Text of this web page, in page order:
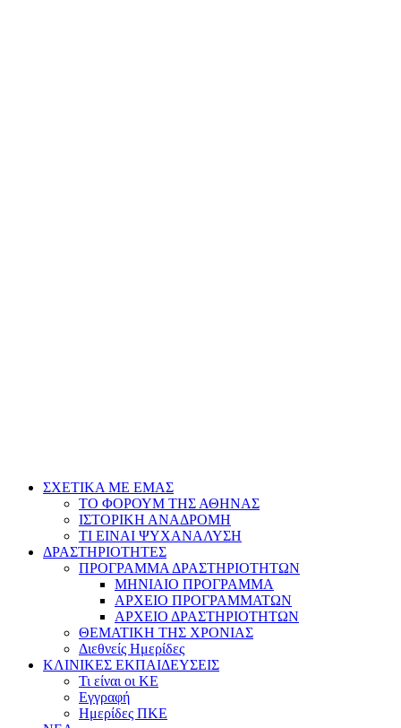
ΣΧΕΤΙΚΑ ΜΕ ΕΜΑΣ
ΤΟ ΦΟΡΟΥΜ ΤΗΣ ΑΘΗΝΑΣ
ΙΣΤΟΡΙΚΗ ΑΝΑΔΡΟΜΗ
ΤΙ ΕΙΝΑΙ ΨΥΧΑΝΑΛΥΣΗ
ΔΡΑΣΤΗΡΙΟΤΗΤΕΣ
ΠΡΟΓΡΑΜΜΑ ΔΡΑΣΤΗΡΙΟΤΗΤΩΝ
ΜΗΝΙΑΙΟ ΠΡΟΓΡΑΜΜΑ
ΑΡΧΕΙΟ ΠΡΟΓΡΑΜΜΑΤΩΝ
ΑΡΧΕΙΟ ΔΡΑΣΤΗΡΙΟΤΗΤΩΝ
ΘΕΜΑΤΙΚΗ ΤΗΣ ΧΡΟΝΙΑΣ
Διεθνείς Ημερίδες
ΚΛΙΝΙΚΕΣ ΕΚΠΑΙΔΕΥΣΕΙΣ
Τι είναι οι ΚΕ
Εγγραφή
Ημερίδες ΠΚΕ